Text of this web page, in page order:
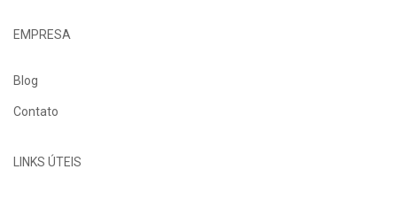
EMPRESA
Blog
Contato
LINKS ÚTEIS